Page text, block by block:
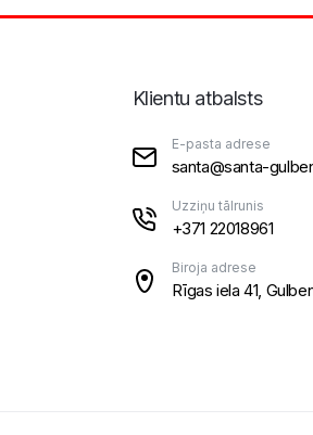
Klientu atbalsts
E-pasta adrese
santa@santa-
Uzziņu tālrunis
+371 22018961
Biroja adrese
Rīgas iela 41,